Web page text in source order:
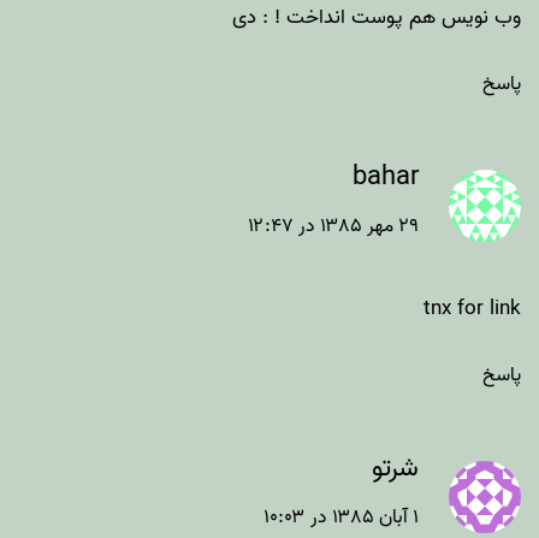
وب نویس هم پوست انداخت ! : دی
پاسخ
bahar
۲۹ مهر ۱۳۸۵ در ۱۲:۴۷
tnx for link
پاسخ
شرتو
۱ آبان ۱۳۸۵ در ۱۰:۰۳